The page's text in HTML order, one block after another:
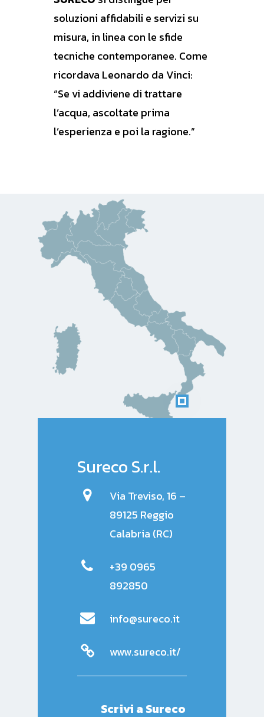
soluzioni affidabili e servizi su
misura, in linea con le sfide
tecniche contemporanee. Come
ricordava Leonardo da Vinci:
“Se vi addiviene di trattare
l’acqua, ascoltate prima
l’esperienza e poi la ragione.”
Sureco S.r.l.
Via Treviso, 16 –
89125 Reggio
Calabria (RC)
+39 0965
892850
info@sureco.it
www.sureco.it/
Scrivi a Sureco